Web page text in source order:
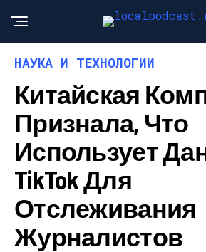
НАУКА И ТЕХНОЛОГИИ
Китайская
Признала, Что
Использует
TikTok Для
Отслеживания
Журналистов